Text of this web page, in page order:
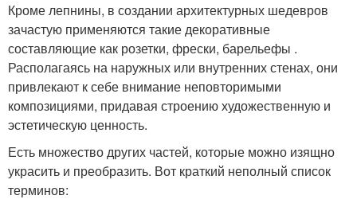
Кроме лепнины, в создании архитектурных шедевров
зачастую применяются такие декоративные
составляющие как розетки, фрески, барельефы .
Располагаясь на наружных или внутренних стенах, они
привлекают к себе внимание неповторимыми
композициями, придавая строению художественную и
эстетическую ценность.
Есть множество других частей, которые можно изящно
украсить и преобразить. Вот краткий неполный список
терминов: